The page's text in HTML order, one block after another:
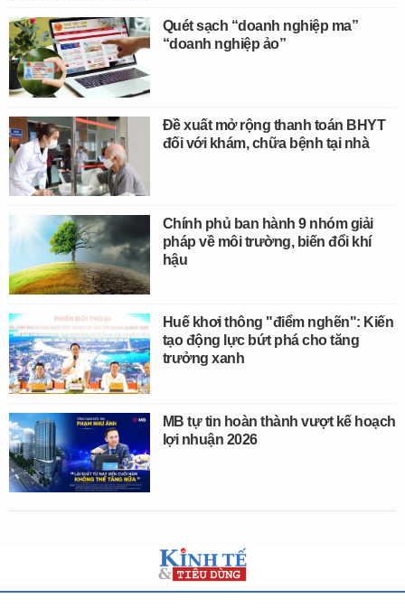
Quét sạch “doanh nghiệp ma”
“doanh nghiệp ảo”
Đề xuất mở rộng thanh toán BHYT
đối với khám, chữa bệnh tại nhà
Chính phủ ban hành 9 nhóm giải
pháp về môi trường, biến đổi khí
hậu
Huế khơi thông "điểm nghẽn": Kiến
tạo động lực bứt phá cho tăng
trưởng xanh
MB tự tin hoàn thành vượt kế hoạch
lợi nhuận 2026